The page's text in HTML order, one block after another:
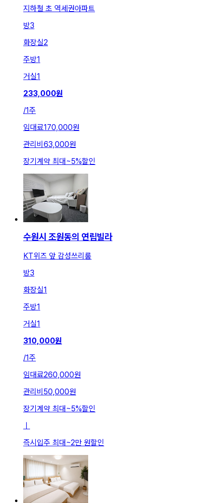
지하철 초 역세권아파트
방3
화장실2
주방1
거실1
233,000원
/1주
임대료170,000원
관리비 63,000원
장기계약 최대~5%할인
수원시 조원동의 연립빌라
KT위즈 앞 감성쓰리룸
방3
화장실1
주방1
거실1
310,000원
/1주
임대료260,000원
관리비 50,000원
장기계약 최대 ~5%할인
즉시입주 최대 ~2만 원할인